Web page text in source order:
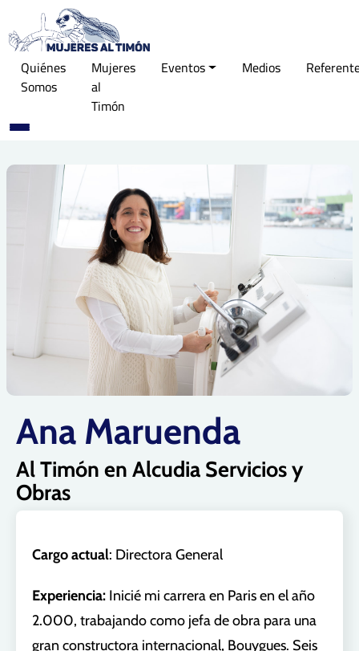
Quiénes
Somos
Mujeres
al
Timón
Eventos Medios
Ana Maruenda
Al Timón en Alcudia Servicios y
Obras
Cargo actual: Directora General
Experiencia: Inicié mi carrera en Paris en el año
2.000, trabajando como jefa de obra para una
gran constructora internacional, Bouygues. Seis